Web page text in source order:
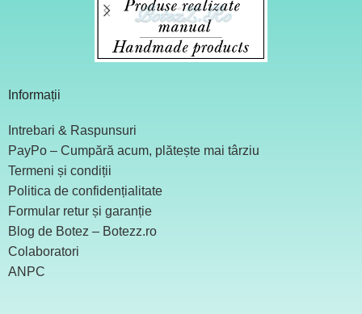
Informații
Intrebari & Raspunsuri
PayPo – Cumpără acum, plătește mai târziu
Termeni și condiții
Politica de confidențialitate
Formular retur și garanție
Blog de Botez – Botezz.ro
Colaboratori
ANPC